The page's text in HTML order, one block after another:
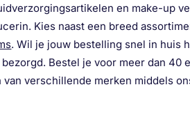
en make-up
Kies naast een breed
. Wil je jouw bestelling snel in huis
Bestel je voor meer dan 40
verschillende merken middels